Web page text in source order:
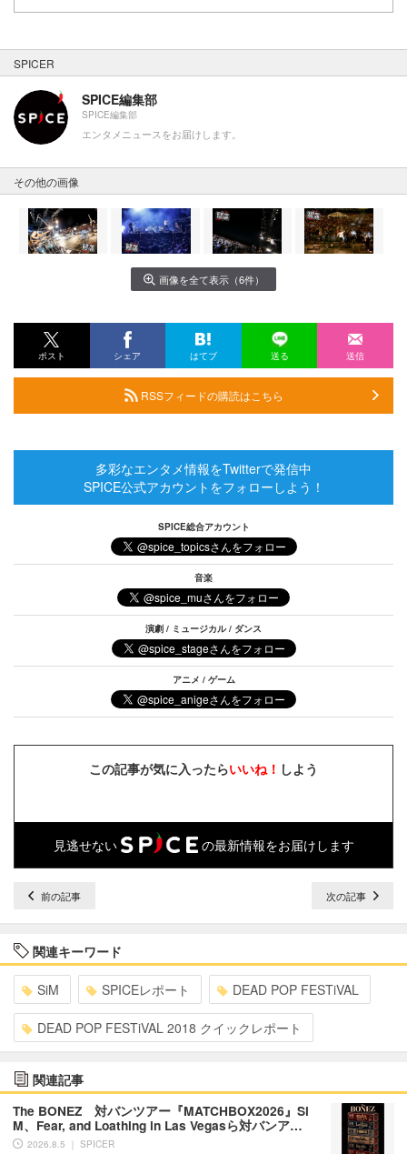
SPICER
SPICE編集部
SPICE編集部
エンタメニュースをお届けします。
その他の画像
画像を全て表示（6件）
ポスト シェア はてブ 送る 送信
RSSフィードの購読はこちら
多彩なエンタメ情報をTwitterで発信中
SPICE公式アカウントをフォローしよう！
SPICE総合アカウント
音楽
演劇 / ミュージカル / ダンス
アニメ / ゲーム
この記事が気に入ったらいいね！ しよう
見逃せない の最新情報をお届けします
前の記事 次の記事
関連キーワード
SiM SPICEレポート DEAD POP FESTiVAL
DEAD POP FESTiVAL 2018 クイックレポート
関連記事
The BONEZ 対バンツアー『MATCHBOX2026』Si
M、Fear, and Loathing in Las Vegasら対バンア…
2026.8.5 ｜ SPICER